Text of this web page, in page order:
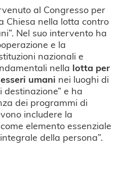
al Congresso per
Chiesa nella lotta contro
Nel suo intervento ha
e la
nazionali e
nella lotta per
umani nei luoghi di
e ha
dei programmi di
includere la
elemento essenziale
della persona”.